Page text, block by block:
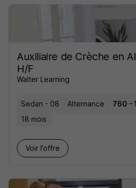
Auxiliaire de Crèche en
H/F
Walter Learning
Sedan - 08 Alternance
760 -
18 mois
Voir l’offre